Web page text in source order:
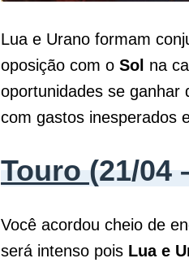
Lua e Urano formam
oposição com o Sol na
oportunidades se ganhar
com gastos inesperados
Touro(21/04
Você acordou cheio de
será intenso pois Lua e